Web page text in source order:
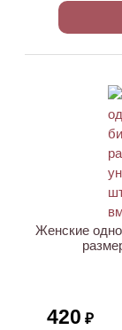
Женские
420 ₽